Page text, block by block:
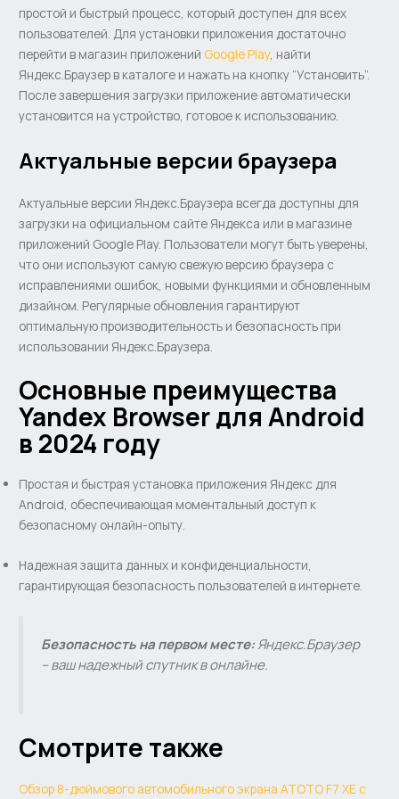
простой и быстрый процесс, который доступен для всех
пользователей. Для установки приложения достаточно
перейти в магазин приложений Google Play, найти
Яндекс.Браузер в каталоге и нажать на кнопку “Установить”.
После завершения загрузки приложение автоматически
установится на устройство, готовое к использованию.
Актуальные версии браузера
Актуальные версии Яндекс.Браузера всегда доступны для
загрузки на официальном сайте Яндекса или в магазине
приложений Google Play. Пользователи могут быть уверены,
что они используют самую свежую версию браузера с
исправлениями ошибок, новыми функциями и обновленным
дизайном. Регулярные обновления гарантируют
оптимальную производительность и безопасность при
использовании Яндекс.Браузера.
Основные преимущества
Yandex Browser для Android
в 2024 году
Простая и быстрая установка приложения Яндекс для
Android, обеспечивающая моментальный доступ к
безопасному онлайн-опыту.
Надежная защита данных и конфиденциальности,
гарантирующая безопасность пользователей в интернете.
Безопасность на первом месте:Яндекс.Браузер
– ваш надежный спутник в онлайне.
Смотрите также
Обзор 8-дюймового автомобильного экрана ATOTO F7 XE с